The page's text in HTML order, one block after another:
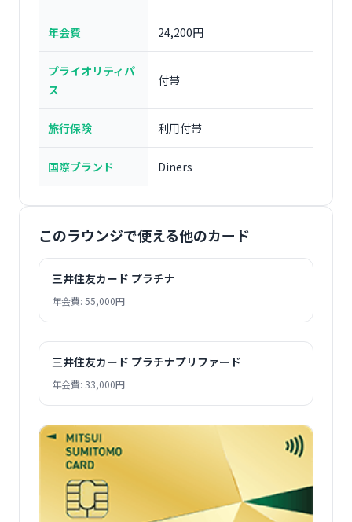
年会費 24,200円
プライオリティパ
ス
付帯
旅行保険 利用付帯
国際ブランド Diners
このラウンジで使える他のカード
三井住友カード プラチナ
年会費: 55,000円
三井住友カード プラチナプリファード
年会費: 33,000円